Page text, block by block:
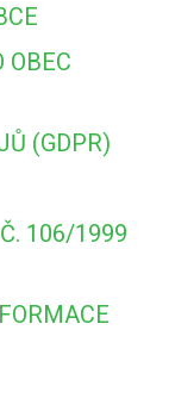
OBEC
(GDPR)
106/1999